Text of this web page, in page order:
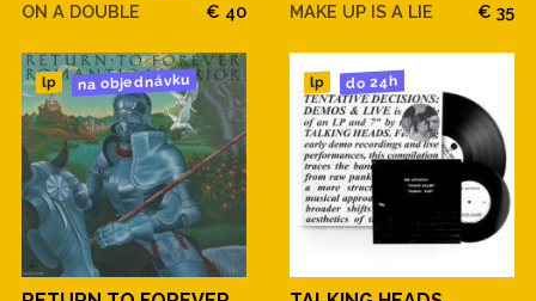
ON A DOUBLE € 40 MAKE UP IS A LIE € 35
lp na objednávku lp do 24h